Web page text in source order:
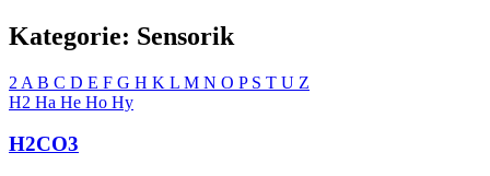
Kategorie: Sensorik
2 A B C D E F G H K L M N O P S T U Z
H2 Ha He Ho Hy
H2CO3